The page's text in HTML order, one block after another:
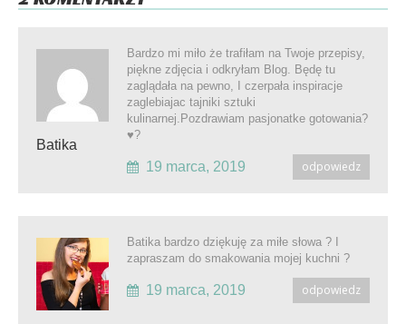
Batika
Bardzo mi miło że trafiłam na Twoje przepisy,
piękne zdjęcia i odkryłam Blog. Będę tu
zaglądała na pewno, I czerpała inspiracje
zaglebiajac tajniki sztuki
kulinarnej.Pozdrawiam pasjonatke gotowania?
♥️?
odpowiedz
19 marca, 2019
Batika bardzo dziękuję za miłe słowa ? I
zapraszam do smakowania mojej kuchni ?
odpowiedz
19 marca, 2019